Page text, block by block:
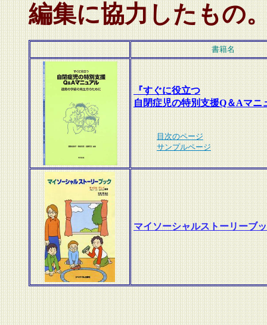
編集に協力したもの
書籍名
『すぐに役立つ
自閉症児の特別支援Q＆Aマニ
目次のページ
サンプルページ
マイソーシャルストーリーブ